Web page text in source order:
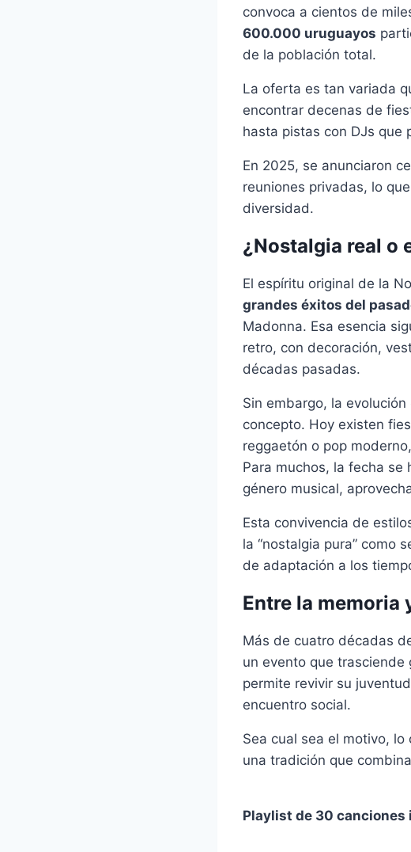
convoca a cientos de
600.000 uruguayos
de la población total.
La oferta es tan variada
encontrar decenas de
hasta pistas con DJs que
En 2025, se anunciaron
reuniones privadas, lo
diversidad.
¿Nostalgia real o
El espíritu original de la
grandes éxitos del
Madonna. Esa esencia
retro, con decoración,
décadas pasadas.
Sin embargo, la
concepto. Hoy existen
reggaetón o pop
Para muchos, la fecha se
género musical,
Esta convivencia de
la “nostalgia pura” como
de adaptación a los
Entre la memoria
Más de cuatro décadas
un evento que trasciende
permite revivir su
encuentro social.
Sea cual sea el motivo,
una tradición que
Playlist de 30 canciones